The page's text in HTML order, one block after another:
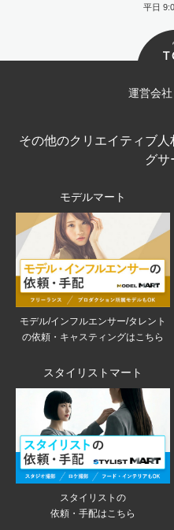
平日
運営会社
その他のクリエイティブ
グサ
モデルマート
モデル/インフルエンサー/タレント
の依頼・キャスティングはこちら
スタイリストマート
スタイリストの
依頼・手配はこちら